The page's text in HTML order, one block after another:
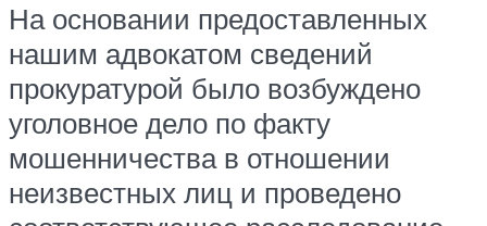
На основании предоставленных
нашим адвокатом сведений
прокуратурой было возбуждено
уголовное дело по факту
мошенничества в отношении
неизвестных лиц и проведено